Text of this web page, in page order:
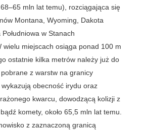
mln lat temu), rozciągająca się
Montana, Wyoming, Dakota
Południowa w Stanach
wielu miejscach osiąga ponad 100 m
ostatnie kilka metrów należy już do
z warstw na granicy
obecność irydu oraz
kwarcu, dowodzącą kolizji z
komety, około 65,5 mln lat temu.
z zaznaczoną granicą